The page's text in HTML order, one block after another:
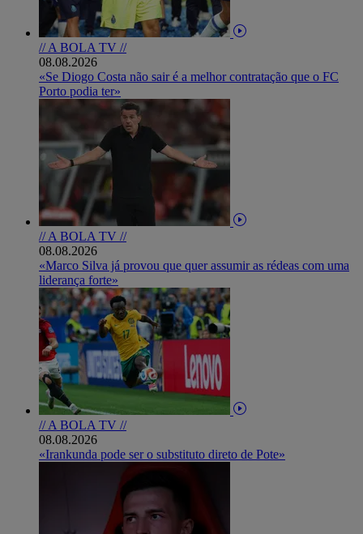
// A BOLA TV //
08.08.2026
«Se Diogo Costa não sair é a melhor contratação que o FC
Porto podia ter»
// A BOLA TV //
08.08.2026
«Marco Silva já provou que quer assumir as rédeas com uma
liderança forte»
// A BOLA TV //
08.08.2026
«Irankunda pode ser o substituto direto de Pote»